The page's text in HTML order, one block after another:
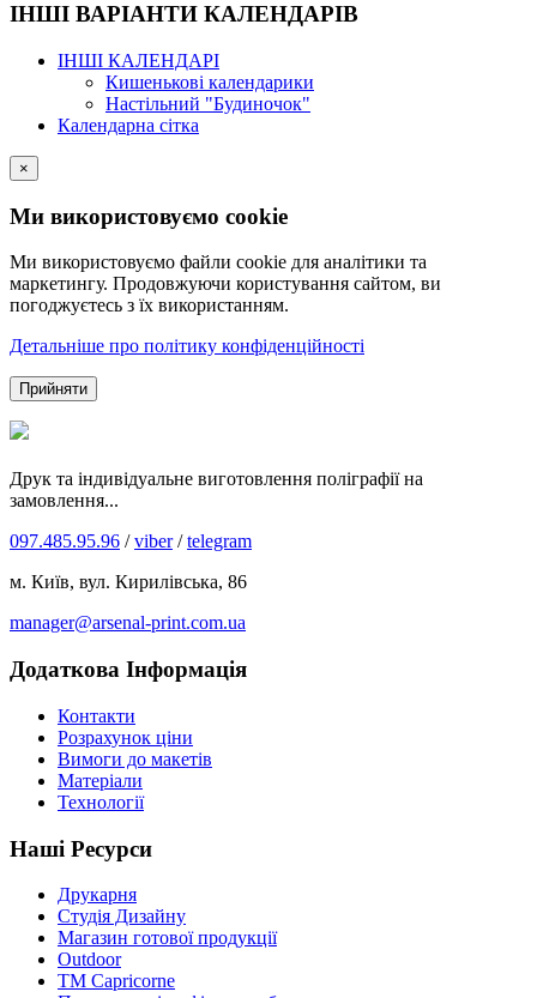
ІНШІ ВАРІАНТИ КАЛЕНДАРІВ
ІНШІ КАЛЕНДАРІ
Кишенькові календарики
Настільний "Будиночок"
Календарна сітка
×
Ми використовуємо cookie
Ми використовуємо файли cookie для аналітики та
маркетингу. Продовжуючи користування сайтом, ви
погоджуєтесь з їх використанням.
Детальніше про політику конфіденційності
Прийняти
Друк та індивідуальне виготовлення поліграфії на
замовлення...
097.485.95.96 /viber/telegram
м. Київ, вул. Кирилівська, 86
manager@arsenal-print.com.ua
Додаткова Інформація
Контакти
Розрахунок ціни
Вимоги до макетів
Матеріали
Технології
Наші Ресурси
Друкарня
Студія Дизайну
Магазин готової продукції
Outdoor
TM Capricorne